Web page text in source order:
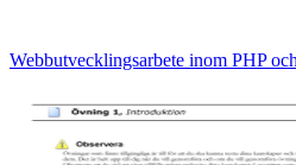
Webbutvecklingsarbete inom PHP